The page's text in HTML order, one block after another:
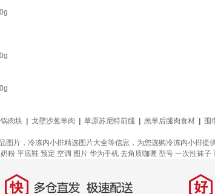
肉块 戈壁沙葱羊肉 草原苏尼特前腿 羔羊后腿肉食材 围
片，冷冻内小排精选图片大全等信息，为您选购冷冻内小排提
粉 平底鞋 预定 空调 图片 华为手机 去角质咖喱 型号 一次性袜子
快 多仓直发，极速配送 好